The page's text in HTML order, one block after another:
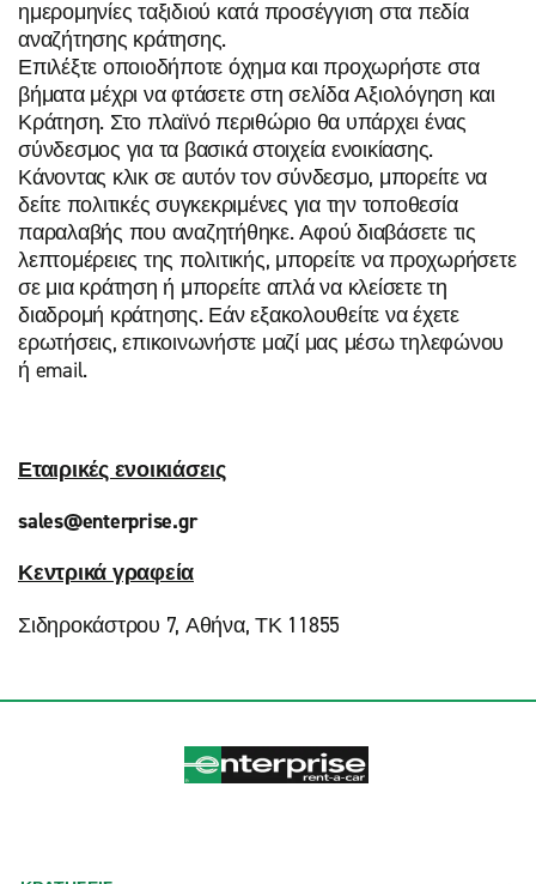
ημερομηνίες ταξιδιού κατά προσέγγιση στα πεδία
αναζήτησης κράτησης.
Επιλέξτε οποιοδήποτε όχημα και προχωρήστε στα
βήματα μέχρι να φτάσετε στη σελίδα Αξιολόγηση και
Κράτηση. Στο πλαϊνό περιθώριο θα υπάρχει ένας
σύνδεσμος για τα βασικά στοιχεία ενοικίασης.
Κάνοντας κλικ σε αυτόν τον σύνδεσμο, μπορείτε να
δείτε πολιτικές συγκεκριμένες για την τοποθεσία
παραλαβής που αναζητήθηκε. Αφού διαβάσετε τις
λεπτομέρειες της πολιτικής, μπορείτε να προχωρήσετε
σε μια κράτηση ή μπορείτε απλά να κλείσετε τη
διαδρομή κράτησης. Εάν εξακολουθείτε να έχετε
ερωτήσεις, επικοινωνήστε μαζί μας μέσω τηλεφώνου
ή email.
Εταιρικές ενοικιάσεις
sales@enterprise.gr
Κεντρικά γραφεία
Σιδηροκάστρου 7, Αθήνα, ΤΚ 11855